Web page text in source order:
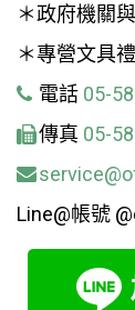
＊政府機關
＊專營文具
電話 05-
傳真 05-
Line@帳號